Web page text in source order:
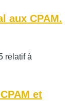
aux CPAM.
relatif à
et